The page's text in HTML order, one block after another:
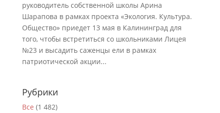
руководитель собственной школы Арина
Шарапова в рамках проекта «Экология. Культура.
Общество» приедет 13 мая в Калининград для
того, чтобы встретиться со школьниками Лицея
№23 и высадить саженцы ели в рамках
патриотической акции...
Рубрики
Все (1 482)